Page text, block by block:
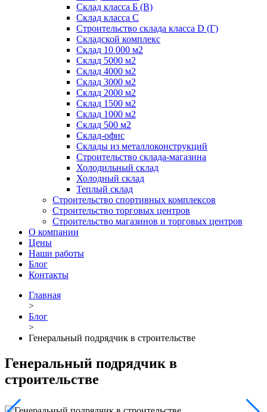
Склад класса Б (B)
Склад класса С
Строительство склада класса D (Г)
Складской комплекс
Склад 10 000 м2
Склад 5000 м2
Склад 4000 м2
Склад 3000 м2
Склад 2000 м2
Склад 1500 м2
Склад 1000 м2
Склад 500 м2
Склад-офис
Склады из металлоконструкций
Строительство склада-магазина
Холодильный склад
Холодный склад
Теплый склад
Строительство спортивных комплексов
Строительство торговых центров
Строительство магазинов и торговых центров
О компании
Цены
Наши работы
Блог
Контакты
Главная
>
Блог
>
Генеральный подрядчик в строительстве
Генеральный подрядчик в
строительстве